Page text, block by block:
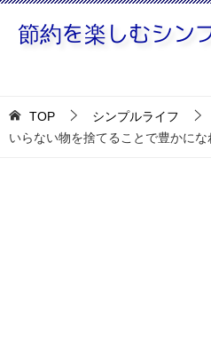
TOP
シンプルライフ
いらない物を捨てることで豊かに